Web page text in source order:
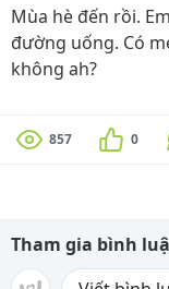
Mùa hè đến rồi.
đường uống. Có
không ah?
857 0
Tham gia bình